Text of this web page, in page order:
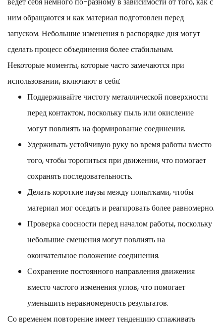
ним обращаются и как материал подготовлен перед
запуском. Небольшие изменения в распорядке дня могут
сделать процесс объединения более стабильным.
Некоторые моменты, которые часто замечаются при
использовании, включают в себя:
Поддерживайте чистоту металлической поверхности
перед контактом, поскольку пыль или окисление
могут повлиять на формирование соединения.
Удерживать устойчивую руку во время работы вместо
того, чтобы торопиться при движении, что помогает
сохранять последовательность.
Делать короткие паузы между попытками, чтобы
материал мог оседать и реагировать более равномерно.
Проверка соосности перед началом работы, поскольку
небольшие смещения могут повлиять на
окончательное положение соединения.
Сохранение постоянного направления движения
вместо частого изменения углов, что помогает
уменьшить неравномерность результатов.
Со временем повторение имеет тенденцию сглаживать